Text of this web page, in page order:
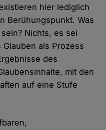
hier lediglich
Berühungspunkt. Was
Nichts, es sei
als Prozess
des
mit den
auf eine Stufe